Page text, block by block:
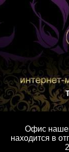
Офис
находится в